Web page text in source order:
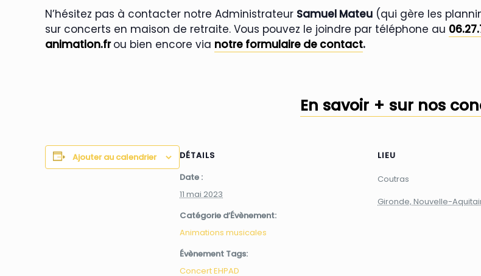
N’hésitez pas à contacter notre Administrateur Samuel Mateu (qui gère les
sur concerts en maison de retraite. Vous pouvez le joindre par téléphone au
animation.frou bien encore via notre formulaire de contact.
En savoir + sur nos
Ajouter au calendrier
DÉTAILS
Date :
11 mai 2023
Catégorie d’Évènement:
Animations musicales
Évènement Tags:
Concert EHPAD
LIEU
Coutras
Gironde, Nouvelle-